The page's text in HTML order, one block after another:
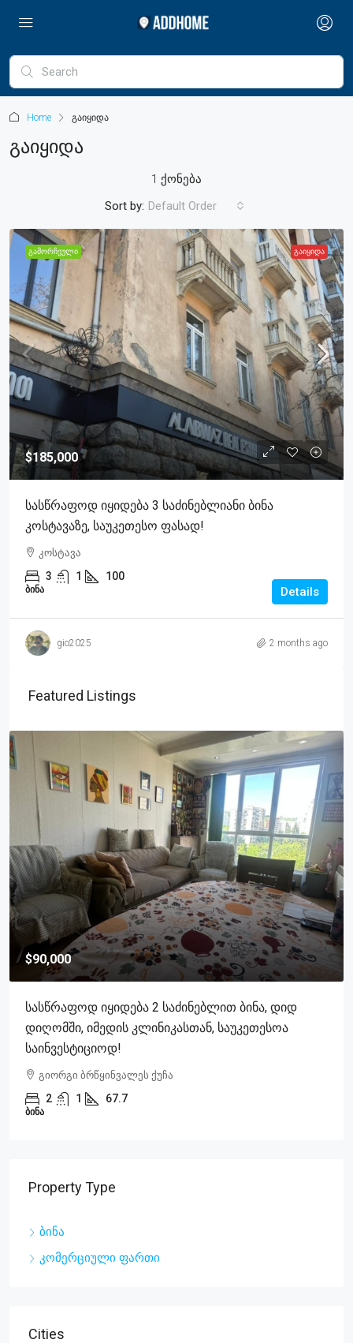
Home გაიყიდა
Გაიყიდა
1 ქონება
Sort by: Default Order
ᲒᲐᲛᲝᲠᲩᲔᲣᲚᲘ ᲒᲐᲘᲧᲘᲓᲐ
$185,000
Სასწრაფოდ Იყიდება 3 Საძინებლიანი Ბინა
Კოსტავაზე, Საუკეთესო Ფასად!
კოსტავა
3 1 100
ᲑᲘᲜᲐ Details
gio2025 2 months ago
Featured Listings
$90,000
Სასწრაფოდ Იყიდება 2 Საძინებლით Ბინა, Დიდ
Დიღომში, Იმედის Კლინიკასთან, Საუკეთესოა
Საინვესტიციოდ!
გიორგი ბრწყინვალეს ქუჩა
2 1 67.7
ᲑᲘᲜᲐ
Property Type
ბინა
კომერციული ფართი
Cities